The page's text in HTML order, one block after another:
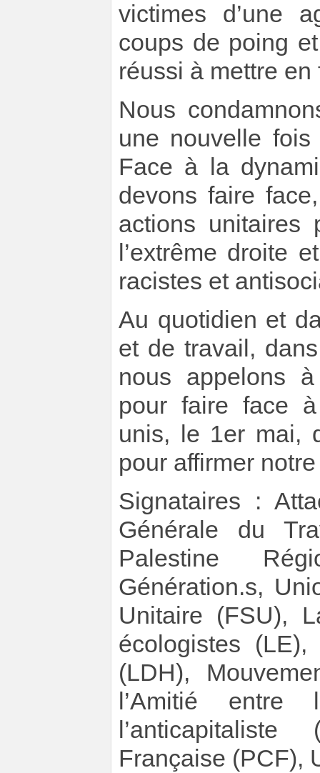
victimes d’une
coups de poing
réussi à mettre
Nous
une nouvelle fois
Face à la
devons faire
actions unitaires
l’extrême droite
racistes et
Au quotidien et
et de travail,
nous appelons
pour faire face
unis, le 1er mai,
pour affirmer
Signataires :
Générale du
Palestine
Génération.s,
Unitaire (FSU),
écologistes
(LDH),
l’Amitié entre
Française (PCF),